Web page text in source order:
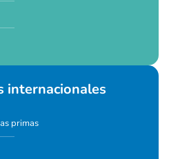
internacionales
primas